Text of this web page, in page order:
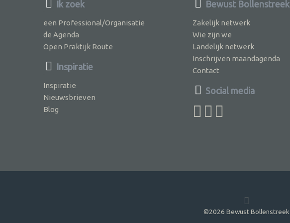
Ik zoek
een Professional/Organisatie
de Agenda
Open Praktijk Route
Inspiratie
Inspiratie
Nieuwsbrieven
Blog
Bewust Bollenstreek
Zakelijk netwerk
Wie zijn we
Landelijk netwerk
Inschrijven maandagenda
Contact
Social media
©2026 Bewust Bollenstreek